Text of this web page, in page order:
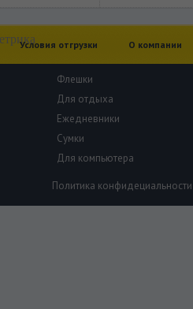
Условия отгрузки О компании
Флешки
Для отдыха
Ежедневники
Сумки
Для компьютера
Политика конфидециальности